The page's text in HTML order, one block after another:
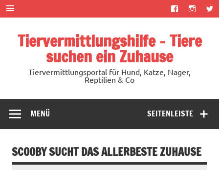
Zum
Inhalt
springen
Tiervermittlungshilfe – Tiere
suchen ein Zuhause
Tiervermittlungsportal für Hund, Katze, Nager,
Reptilien & Co
SEITENLEISTE
MENÜ
SCOOBY SUCHT DAS ALLERBESTE ZUHAUSE